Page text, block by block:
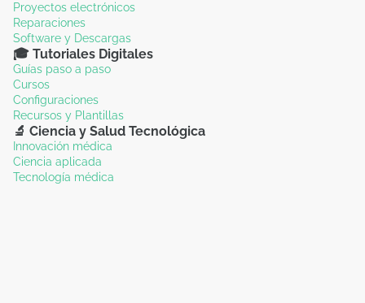
Proyectos electrónicos
Reparaciones
Software y Descargas
🎓 Tutoriales Digitales
Guías paso a paso
Cursos
Configuraciones
Recursos y Plantillas
🔬 Ciencia y Salud Tecnológica
Innovación médica
Ciencia aplicada
Tecnología médica